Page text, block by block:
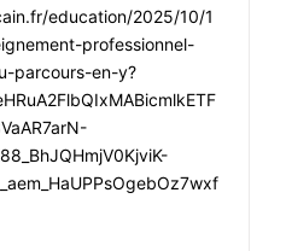
#FORMATION
#COMMUNIQUÉS
#ÉLECTIONS
#MÉDIAS
#DÉBATS
education/2025/10/1
professionnel-
parcours-en-y?